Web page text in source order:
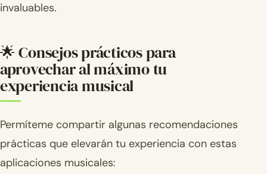
invaluables.
🌟 Consejos prácticos para
aprovechar al máximo tu
experiencia musical
Permíteme compartir algunas recomendaciones
prácticas que elevarán tu experiencia con estas
aplicaciones musicales: